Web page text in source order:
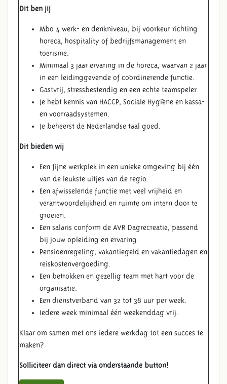
Dit ben jij
Mbo 4 werk- en denkniveau, bij voorkeur richting
horeca, hospitality of bedrijfsmanagement en
toerisme.
Minimaal 3 jaar ervaring in de horeca, waarvan 2 jaar
in een leidinggevende of coördinerende functie.
Gastvrij, stressbestendig en een echte teamspeler.
Je hebt kennis van HACCP, Sociale Hygiëne en kassa-
en voorraadsystemen.
Je beheerst de Nederlandse taal goed.
Dit bieden wij
Een fijne werkplek in een unieke omgeving bij één
van de leukste uitjes van de regio.
Een afwisselende functie met veel vrijheid en
verantwoordelijkheid en ruimte om intern door te
groeien.
Een salaris conform de AVR Dagrecreatie, passend
bij jouw opleiding en ervaring.
Pensioenregeling, vakantiegeld en vakantiedagen en
reiskostenvergoeding.
Een betrokken en gezellig team met hart voor de
organisatie.
Een dienstverband van 32 tot 38 uur per week.
Iedere week minimaal één weekenddag vrij.
Klaar om samen met ons iedere werkdag tot een succes te
maken?
Solliciteer dan direct via onderstaande button!